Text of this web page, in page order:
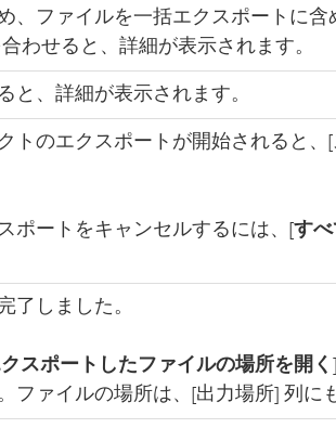
、ファイルを一括エクスポートに含
わせると、詳細が表示されます。
と、詳細が表示されます。
トのエクスポートが開始されると
ポートをキャンセルするには、[す
了しました。
スポートしたファイルの場所を開く
ファイルの場所は、[出力場所] 列に